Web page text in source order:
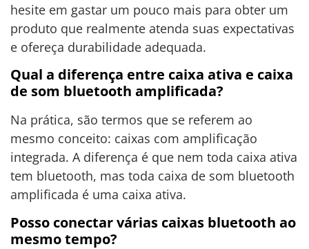
hesite em gastar um pouco mais para obter um
produto que realmente atenda suas expectativas
e ofereça durabilidade adequada.
Qual a diferença entre caixa ativa e caixa
de som bluetooth amplificada?
Na prática, são termos que se referem ao
mesmo conceito: caixas com amplificação
integrada. A diferença é que nem toda caixa ativa
tem bluetooth, mas toda caixa de som bluetooth
amplificada é uma caixa ativa.
Posso conectar várias caixas bluetooth ao
mesmo tempo?